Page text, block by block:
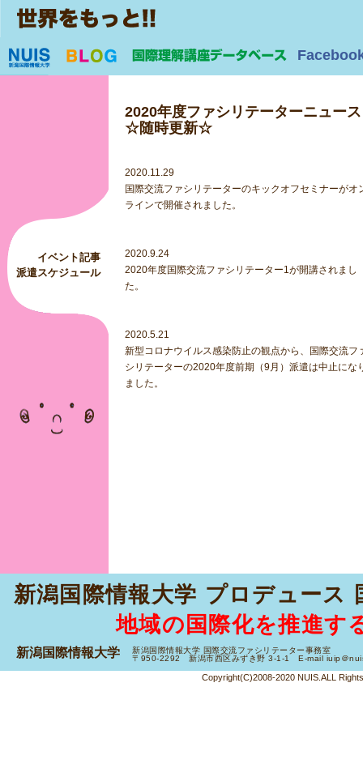
イベント記事
派遣スケジュール
2020年度ファシリテーターニュース
☆随時更新☆
2020.11.29
国際交流ファシリテーターのキックオフセミナーがオ
ラインで開催されました。
2020.9.24
2020年度国際交流ファシリテーター1が開講されまし
た。
2020.5.21
新型コロナウイルス感染防止の観点から、国際交流フ
シリテーターの2020年度前期（9月）派遣は中止にな
ました。
新潟国際情報大学 プロデュース
地域の国際化を推進す
新潟国際情報大学
新潟国際情報大学 国際交流ファシリテーター事務室
〒950-2292 新潟市西区みずき野 3-1-1 E-mail iuip＠
Copyright(C)2008-2020 NUIS.ALL